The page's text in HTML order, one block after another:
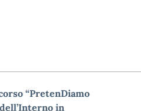
“PretenDiamo
in